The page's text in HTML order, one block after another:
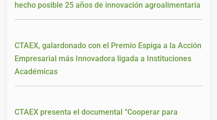
hecho posible 25 años de innovación agroalimentaria
CTAEX, galardonado con el Premio Espiga a la Acción
Empresarial más Innovadora ligada a Instituciones
Académicas
CTAEX presenta el documental “Cooperar para